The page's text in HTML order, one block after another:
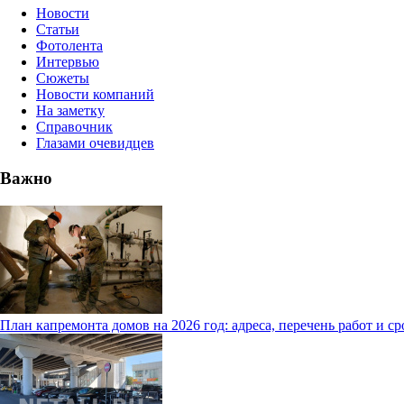
Новости
Статьи
Фотолента
Интервью
Сюжеты
Новости компаний
На заметку
Справочник
Глазами очевидцев
Важно
План капремонта домов на 2026 год: адреса, перечень работ и